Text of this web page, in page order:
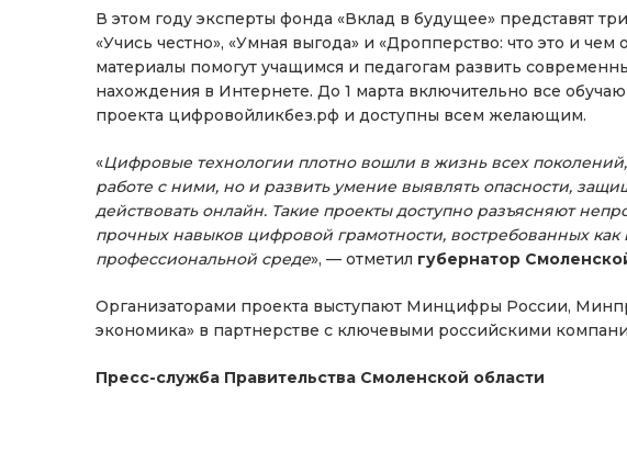
В этом году эксперты фонда «Вклад в будущее» представят
«Учись честно», «Умная выгода» и «Дропперство: что это и
материалы помогут учащимся и педагогам развить
нахождения в Интернете. До 1 марта включительно все
проекта цифровойликбез.рф и доступны всем желающим.
«Цифровые технологии плотно вошли в жизнь всех
работе с ними, но и развить умение выявлять опасности,
действовать онлайн. Такие проекты доступно разъясняют
прочных навыков цифровой грамотности, востребованных
профессиональной среде», — отметил губернатор
Организаторами проекта выступают Минцифры России,
экономика» в партнерстве с ключевыми российскими
Пресс-служба Правительства Смоленской области